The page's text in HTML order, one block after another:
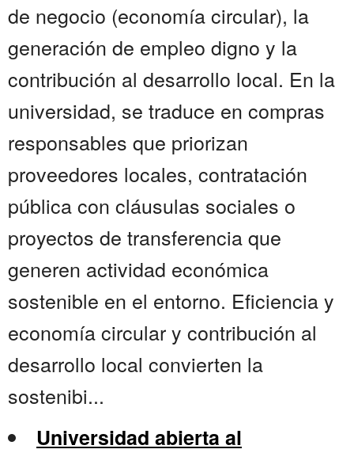
de negocio (economía circular), la
generación de empleo digno y la
contribución al desarrollo local. En la
universidad, se traduce en compras
responsables que priorizan
proveedores locales, contratación
pública con cláusulas sociales o
proyectos de transferencia que
generen actividad económica
sostenible en el entorno. Eficiencia y
economía circular y contribución al
desarrollo local convierten la
sostenibi...
Universidad abierta al